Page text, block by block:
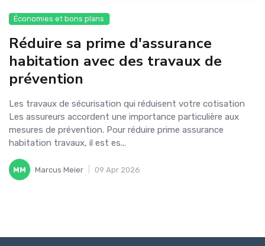
Économies et bons plans
Réduire sa prime d'assurance
habitation avec des travaux de
prévention
Les travaux de sécurisation qui réduisent votre cotisation
Les assureurs accordent une importance particulière aux
mesures de prévention. Pour réduire prime assurance
habitation travaux, il est es...
MM Marcus Meier 09 Apr 2026